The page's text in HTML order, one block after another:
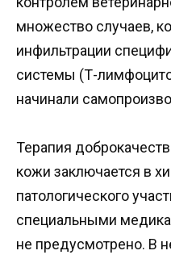
множество случаев,
инфильтрации
системы (Т-
начинали
Терапия
кожи заключается в
патологического
специальными
не предусмотрено. В